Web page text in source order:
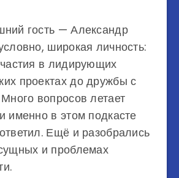
гость — Александр
широкая личность:
в лидирующих
проектах до дружбы с
вопросов летает
именно в этом подкасте
Ещё и разобрались
и проблемах